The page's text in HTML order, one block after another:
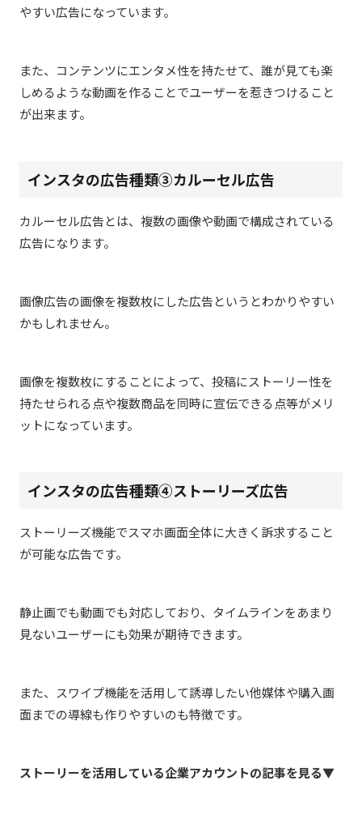
やすい広告になっています。
また、コンテンツにエンタメ性を持たせて、誰が見ても楽
しめるような動画を作ることでユーザーを惹きつけること
が出来ます。
インスタの広告種類③カルーセル広告
カルーセル広告とは、複数の画像や動画で構成されている
広告になります。
画像広告の画像を複数枚にした広告というとわかりやすい
かもしれません。
画像を複数枚にすることによって、投稿にストーリー性を
持たせられる点や複数商品を同時に宣伝できる点等がメリ
ットになっています。
インスタの広告種類④ストーリーズ広告
ストーリーズ機能でスマホ画面全体に大きく訴求すること
が可能な広告です。
静止画でも動画でも対応しており、タイムラインをあまり
見ないユーザーにも効果が期待できます。
また、スワイプ機能を活用して誘導したい他媒体や購入画
面までの導線も作りやすいのも特徴です。
ストーリーを活用している企業アカウントの記事を見る▼